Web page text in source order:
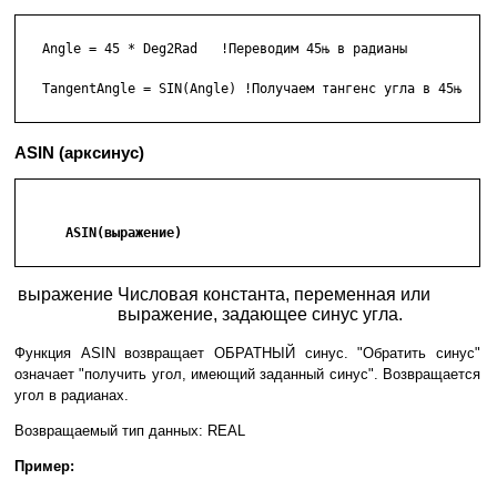
   Angle = 45 * Deg2Rad   !Переводим 45њ в радианы
   TangentAngle = SIN(Angle) !Получаем тангенс угла в 45њ
ASIN (арксинус)
      ASIN(выражение)
выражение Числовая константа, переменная или
выражение, задающее синус угла.
Функция ASIN возвращает ОБРАТНЫЙ синус. "Обратить синус"
означает "получить угол, имеющий заданный синус". Возвращается
угол в радианах.
Возвращаемый тип данных: REAL
Пример: